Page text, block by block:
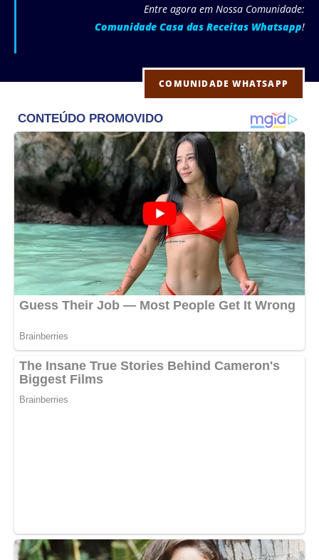
Entre agora em Nossa Comunidade:
Comunidade Casa das Receitas Whatsapp!
COMUNIDADE WHATSAPP